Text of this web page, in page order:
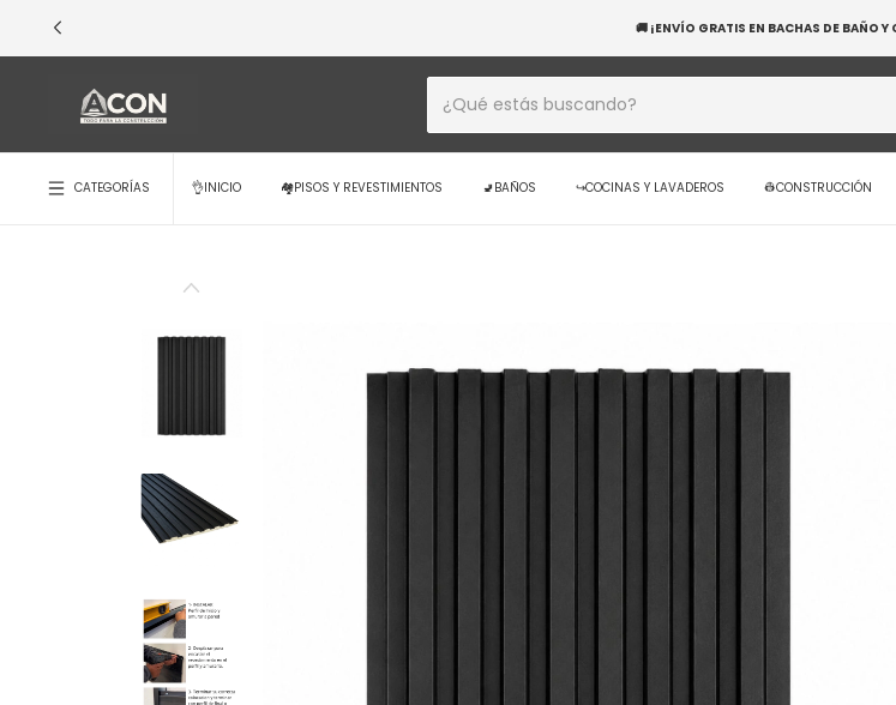
💳 ¡EXCLUSIVO BANCO NACIÓN! 20 CUOTAS SIN INTERÉS EN TUS
CATEGORÍAS 👌INICIO 🏘️PISOS Y REVESTIMIENTOS 🚽BAÑOS ↪️COCINAS Y LAVADEROS 👷CONSTRUCCIÓN